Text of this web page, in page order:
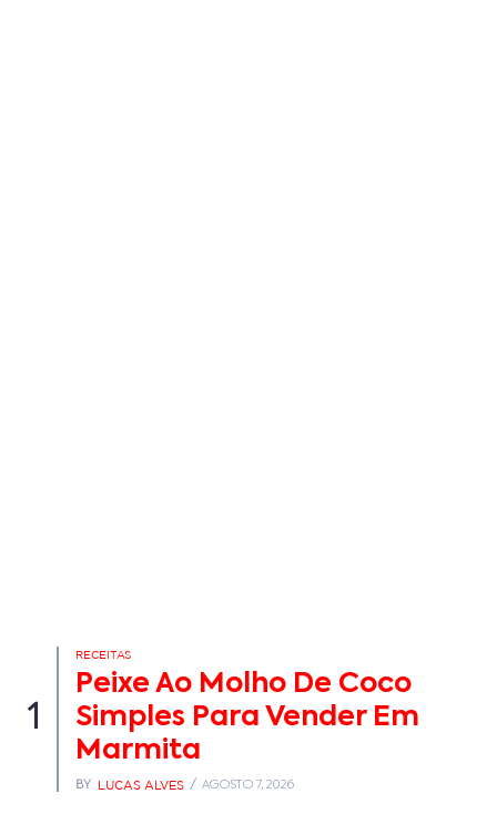
1
RECEITAS
Peixe Ao Molho De Coco
Simples Para Vender Em
Marmita
BY LUCAS ALVES AGOSTO 7, 2026